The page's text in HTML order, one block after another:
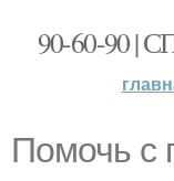
90-60-90
Помочь с